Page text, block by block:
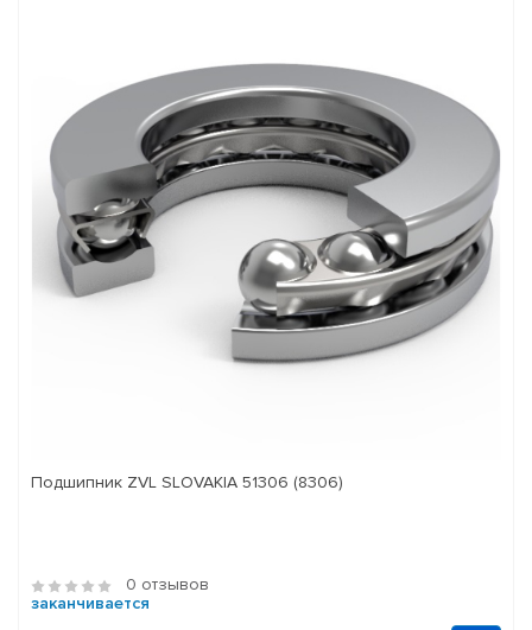
Подшипник ZVL SLOVAKIA 51306 (8306)
0 отзывов
заканчивается